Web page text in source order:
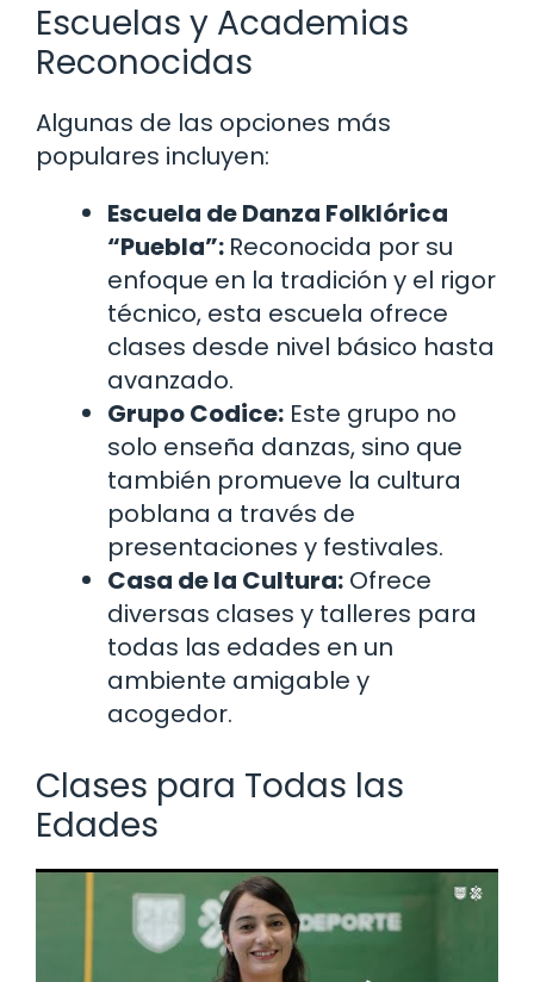
Escuelas y Academias
Reconocidas
Algunas de las opciones más
populares incluyen:
Escuela de Danza Folklórica
“Puebla”: Reconocida por su
enfoque en la tradición y el rigor
técnico, esta escuela ofrece
clases desde nivel básico hasta
avanzado.
Grupo Codice: Este grupo no
solo enseña danzas, sino que
también promueve la cultura
poblana a través de
presentaciones y festivales.
Casa de la Cultura: Ofrece
diversas clases y talleres para
todas las edades en un
ambiente amigable y
acogedor.
Clases para Todas las
Edades